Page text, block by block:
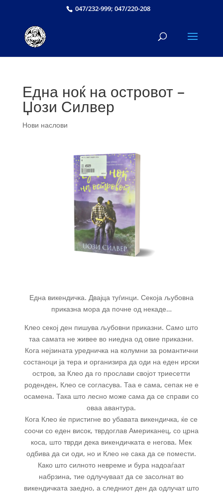
047/232-999; 047/220-208
Една ноќ на островот –
Џози Силвер
Нови наслови
Една викендичка. Двајца туѓинци. Секоја љубовна
приказна мора да почне од некаде…
Клео секој ден пишува љубовни приказни. Само што
таа самата не живее во ниедна од овие приказни.
Кога нејзината уредничка на колумни за романтични
состаноци ја тера и организира да оди на еден ирски
остров, за Клео да го прослави својот триесетти
роденден, Клео се согласува. Таа е сама, сепак не е
осамена. Така што лесно може сама да се справи со
оваа авантура.
Кога Клео ќе пристигне во убавата викендичка, ќе се
соочи со еден висок, тврдоглав Американец, со црна
коса, што тврди дека викендичката е негова. Мек
одбива да си оди, но и Клео не сака да се помести.
Како што силното невреме и бура надоаѓаат
набрзина, тие одлучуваат да се засолнат во
викендичката заедно, а следниот ден да одлучат што